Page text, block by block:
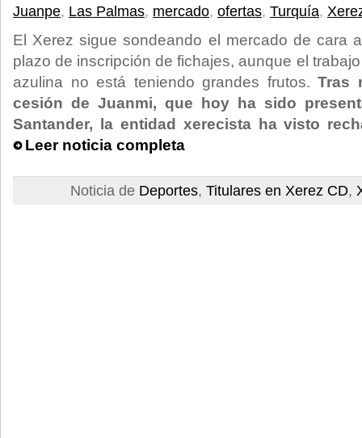
Juanpe, Las Palmas, mercado, ofertas, Turquía,
El Xerez sigue sondeando el mercado de cara
plazo de inscripción de fichajes, aunque el
azulina no está teniendo grandes frutos.Tras
cesión de Juanmi, que hoy ha sido
Santander, la entidad xerecista ha visto
Leer noticia completa
Noticia de Deportes, Titulares en Xerez CD,